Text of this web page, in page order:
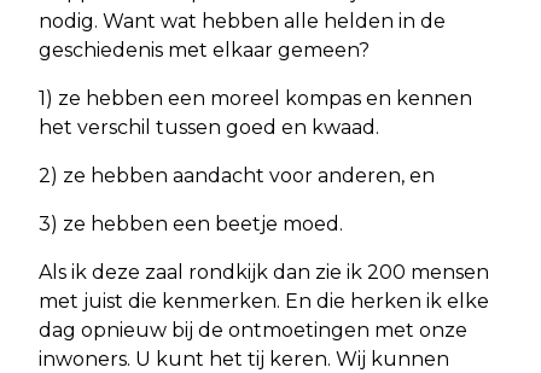
nodig. Want wat hebben alle helden in de
geschiedenis met elkaar gemeen?
1) ze hebben een moreel kompas en kennen
het verschil tussen goed en kwaad.
2) ze hebben aandacht voor anderen, en
3) ze hebben een beetje moed.
Als ik deze zaal rondkijk dan zie ik 200 mensen
met juist die kenmerken. En die herken ik elke
dag opnieuw bij de ontmoetingen met onze
inwoners. U kunt het tij keren. Wij kunnen